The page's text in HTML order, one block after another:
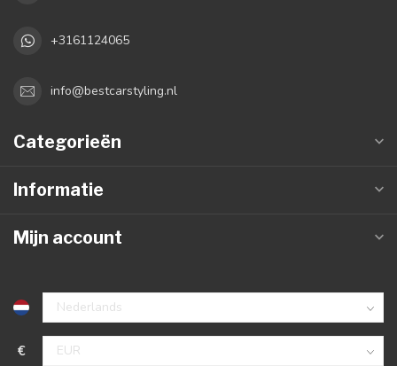
+3161124065
info@bestcarstyling.nl
Categorieën
Informatie
Mijn account
€